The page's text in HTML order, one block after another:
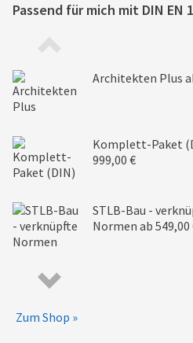
Passend für mich mit DIN EN
Architekten Plus
Komplett-Paket
999,00 €
STLB-Bau -
Normen ab 549,00
Zum Shop »